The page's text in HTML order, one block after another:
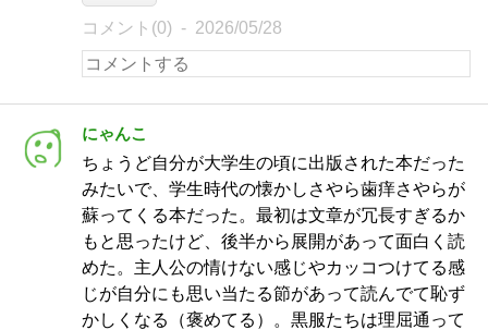
コメント(0) 2026/05/28
にゃんこ
ちょうど自分が大学生の頃に出版された本だった
みたいで、学生時代の懐かしさやら歯痒さやらが
蘇ってくる本だった。最初は文章が冗長すぎるか
もと思ったけど、後半から展開があって面白く読
めた。主人公の情けない感じやカッコつけてる感
じが自分にも思い当たる節があって読んでて恥ず
かしくなる（褒めてる）。黒服たちは理屈通って